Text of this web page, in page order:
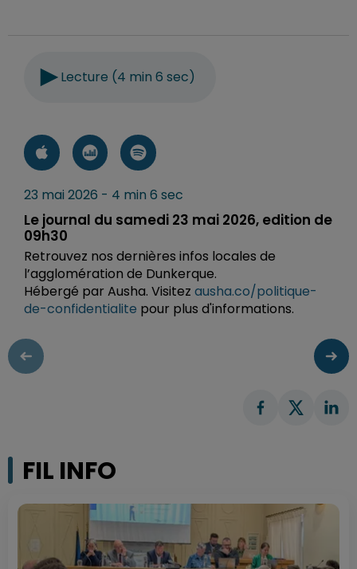
Lecture (4 min 6 sec)
23 mai 2026 - 4 min 6 sec
Le journal du samedi 23 mai 2026, edition de
09h30
Retrouvez nos dernières infos locales de
l’agglomération de Dunkerque.
Hébergé par Ausha. Visitez ausha.co/politique-
de-confidentialite pour plus d'informations.
FIL INFO